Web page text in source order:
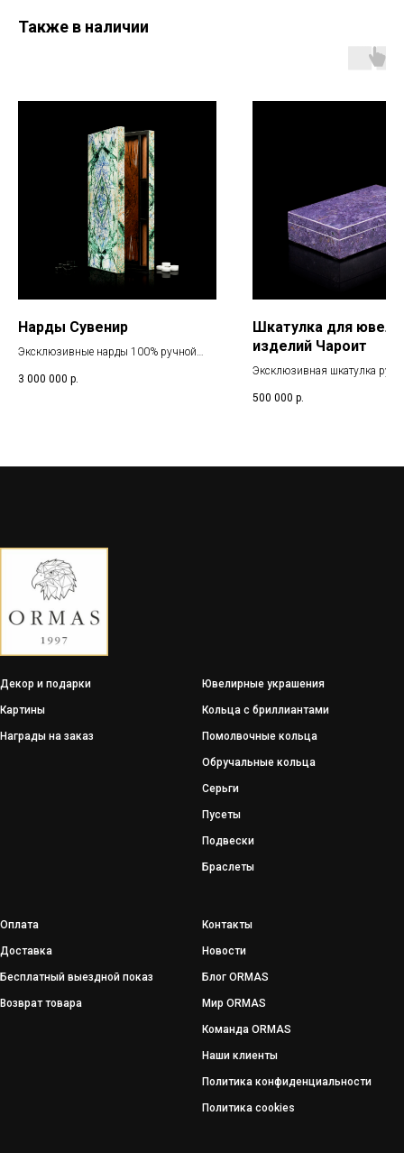
Также в наличии
Нарды Сувенир
Эксклюзивные нарды 100% ручной
окаменелого дерева
3 000 000 р.
Шкатулка для
изделий Чароит
Эксклюзивная шкатулка
500 000 р.
Декор и подарки
Картины
Награды на заказ
Ювелирные украшения
Кольца с бриллиантами
Помолвочные кольца
Обручальные кольца
Серьги
Пусеты
Подвески
Браслеты
Оплата
Доставка
Бесплатный выездной показ
Возврат товара
Контакты
Новости
Блог ORMAS
Мир ORMAS
Команда ORMAS
Наши клиенты
Политика конфиденциальности
Политика cookies